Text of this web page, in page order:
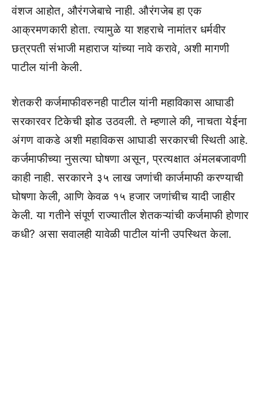
वंशज आहोत, औरंगजेबाचे नाही. औरंगजेब हा एक
आक्रमणकारी होता. त्यामुळे या शहराचे नामांतर धर्मवीर
छत्रपती संभाजी महाराज यांच्या नावे करावे, अशी मागणी
पाटील यांनी केली.
शेतकरी कर्जमाफीवरुनही पाटील यांनी महाविकास आघाडी
सरकारवर टिकेची झोड उठवली. ते म्हणाले की, नाचता येईना
अंगण वाकडे अशी महाविकस आघाडी सरकारची स्थिती आहे.
कर्जमाफीच्या नुसत्या घोषणा असून, प्रत्यक्षात अंमलबजावणी
काही नाही. सरकारने ३५ लाख जणांची कार्जमाफी करण्याची
घोषणा केली, आणि केवळ १५ हजार जणांचीच यादी जाहीर
केली. या गतीने संपूर्ण राज्यातील शेतकऱ्यांची कर्जमाफी होणार
कधी? असा सवालही यावेळी पाटील यांनी उपस्थित केला.